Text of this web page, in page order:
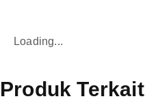
Loading...
Produk Terkait